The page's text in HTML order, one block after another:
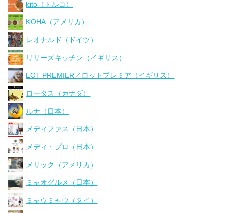
kito（トルコ）
KOHA（アメリカ）
レオナルド（ドイツ）
リリーズキッチン（イギリス）
LOT PREMIER／ロットプレミア（イギリス）
ロータス（カナダ）
ルナ（日本）
メディファス（日本）
メディ・プロ（日本）
メリック（アメリカ）
ミャオグルメ（日本）
ミャウミャウ（タイ）